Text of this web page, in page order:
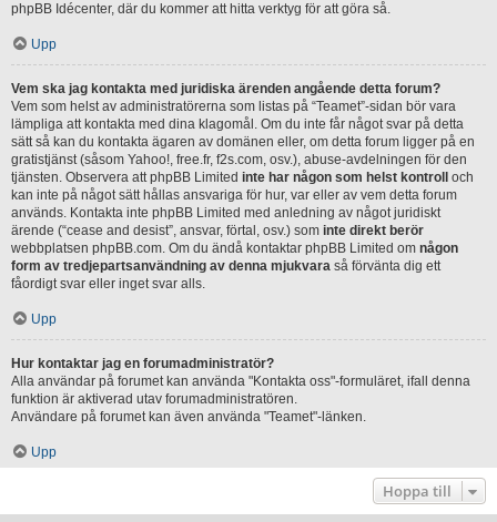
phpBB Idécenter, där du kommer att hitta verktyg för att göra så.
Upp
Vem ska jag kontakta med juridiska ärenden angående detta forum?
Vem som helst av administratörerna som listas på “Teamet”-sidan bör vara
lämpliga att kontakta med dina klagomål. Om du inte får något svar på detta
sätt så kan du kontakta ägaren av domänen eller, om detta forum ligger på en
gratistjänst (såsom Yahoo!, free.fr, f2s.com, osv.), abuse-avdelningen för den
tjänsten. Observera att phpBB Limited inte har någon som helst kontroll
och
kan inte på något sätt hållas ansvariga för hur, var eller av vem detta forum
används. Kontakta inte phpBB Limited med anledning av något juridiskt
ärende (“cease and desist”, ansvar, förtal, osv.) som inte direkt berör
webbplatsen phpBB.com. Om du ändå kontaktar phpBB Limited om någon
form av tredjepartsanvändning av denna mjukvara så förvänta dig ett
fåordigt svar eller inget svar alls.
Upp
Hur kontaktar jag en forumadministratör?
Alla användar på forumet kan använda "Kontakta oss"-formuläret, ifall denna
funktion är aktiverad utav forumadministratören.
Användare på forumet kan även använda "Teamet"-länken.
Upp
Hoppa till